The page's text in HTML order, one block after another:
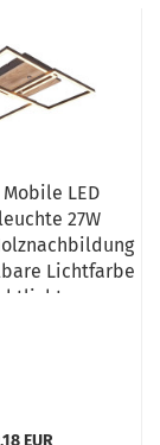
LED
27W
Lichtfarbe
EUR